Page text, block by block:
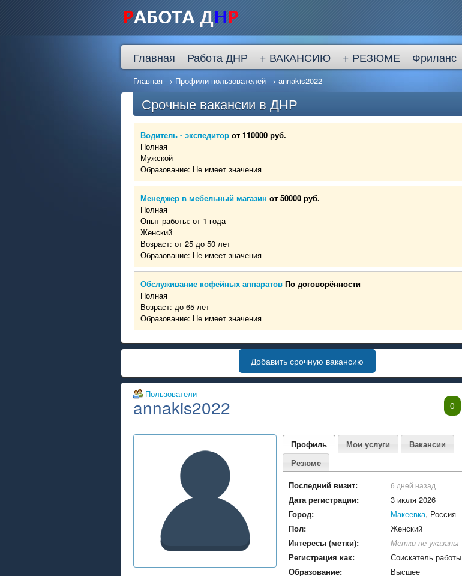
Главная Работа ДНР + ВАКАНСИЮ + РЕЗЮМЕ Фриланс
Главная → Профили пользователей → annakis2022
Срочные вакансии в ДНР
Водитель - экспедитор от 110000 руб.
Полная
Мужской
Образование: Не имеет значения
Менеджер в мебельный магазин от 50000 руб.
Полная
Опыт работы: от 1 года
Женский
Возраст: от 25 до 50 лет
Образование: Не имеет значения
Обслуживание кофейных аппаратов По договорённости
Полная
Возраст: до 65 лет
Образование: Не имеет значения
Добавить срочную вакансию
0
Пользователи
annakis2022
Профиль Мои услуги
Вакансии
Резюме
Последний визит:
6 дней назад
Дата регистрации:
3 июля 2026
Город:
Макеевка, Россия
Пол:
Женский
Интересы (метки):
Метки не указаны
Регистрация как:
Соискатель работы
Образование:
Высшее